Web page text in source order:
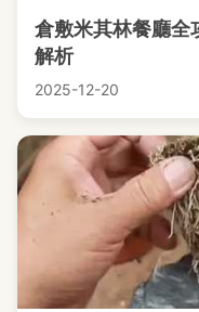
倉敷米其林餐廳全
解析
2025-12-20